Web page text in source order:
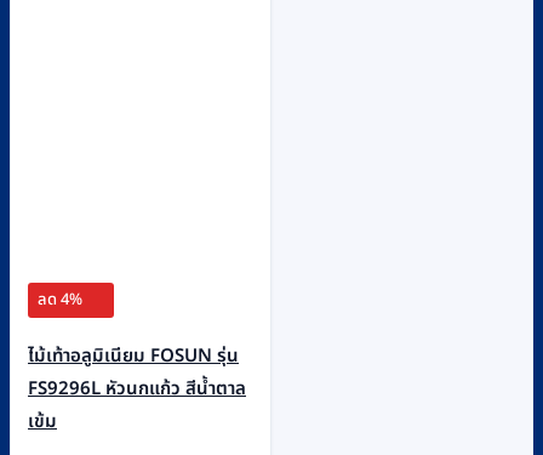
ลด 4%
ไม้เท้าอลูมิเนียม FOSUN รุ่น
FS9296L หัวนกแก้ว สีน้ำตาล
เข้ม